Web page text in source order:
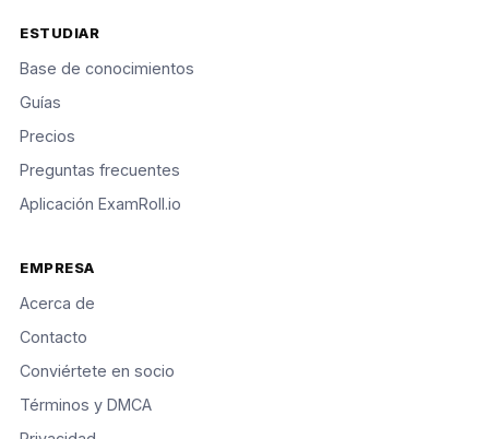
ESTUDIAR
Base de conocimientos
Guías
Precios
Preguntas frecuentes
Aplicación ExamRoll.io
EMPRESA
Acerca de
Contacto
Conviértete en socio
Términos y DMCA